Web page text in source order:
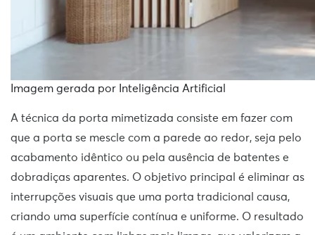
Imagem gerada por Inteligência Artificial
A técnica da porta mimetizada consiste em fazer com
que a porta se mescle com a parede ao redor, seja pelo
acabamento idêntico ou pela ausência de batentes e
dobradiças aparentes. O objetivo principal é eliminar as
interrupções visuais que uma porta tradicional causa,
criando uma superfície contínua e uniforme. O resultado